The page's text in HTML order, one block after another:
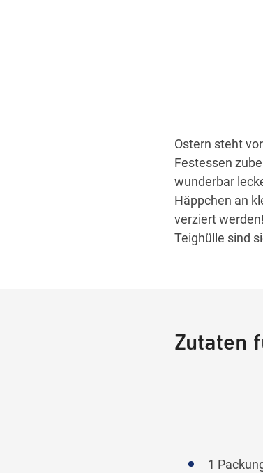
Ostern steht
Festessen
wunderbar
Häppchen an
verziert
Teighülle sind
Zutaten
1